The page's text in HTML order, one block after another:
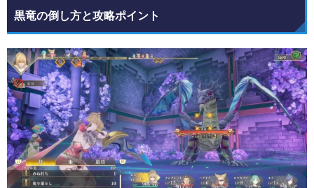
黒竜の倒し方と攻略ポイント